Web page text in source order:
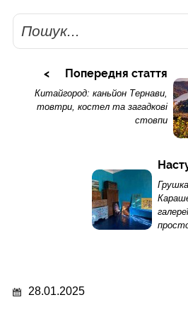
Пошук
Попередня стаття
Китайгород: каньйон Тернави,
товтри, костел та загадкові
стовпи
28.01.2025